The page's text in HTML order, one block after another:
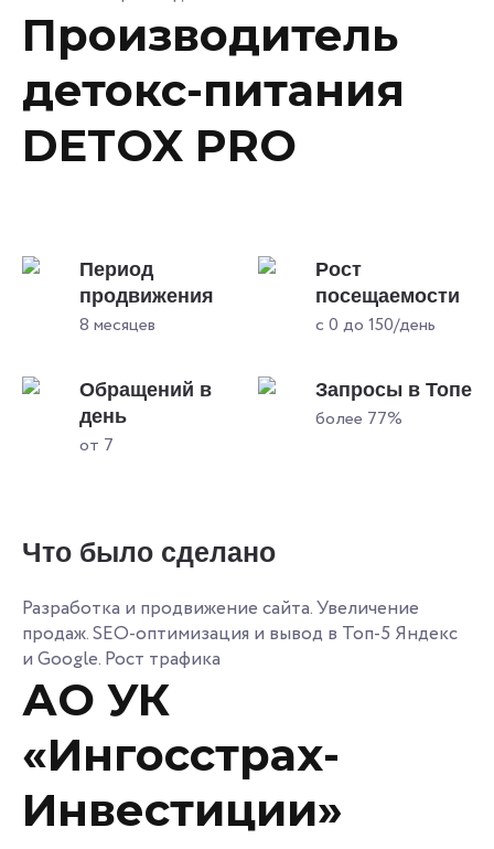
Производитель
детокс-питания
DETOX PRO
Период
продвижения
8 месяцев
Рост
посещаемости
с 0 до 150/день
Обращений в
день
от 7
Запросы в Топе
более 77%
Что было сделано
Разработка и продвижение сайта. Увеличение
продаж. SEO-оптимизация и вывод в Топ-5 Яндекс
и Google. Рост трафика
АО УК
«Ингосстрах-
Инвестиции»